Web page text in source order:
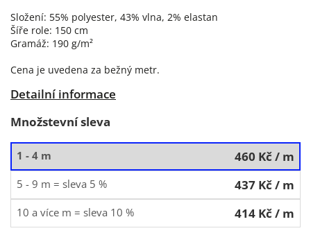
Složení: 55% polyester, 43% vlna, 2% elastan
Šíře role: 150 cm
Gramáž: 190 g/m²
Cena je uvedena za bežný metr.
Detailní informace
Množstevní sleva
1 - 4 m 460 Kč/ m
5 - 9 m = sleva 5 % 437 Kč/ m
10 a více m = sleva 10 % 414 Kč/ m